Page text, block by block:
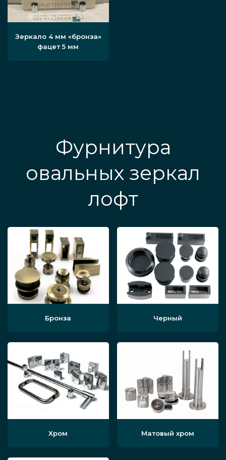
Зеркало 4 мм «бронза»
фацет 5 мм
Фурнитура
овальных зеркал
лофт
Бронза Черный
Хром Матовый хром